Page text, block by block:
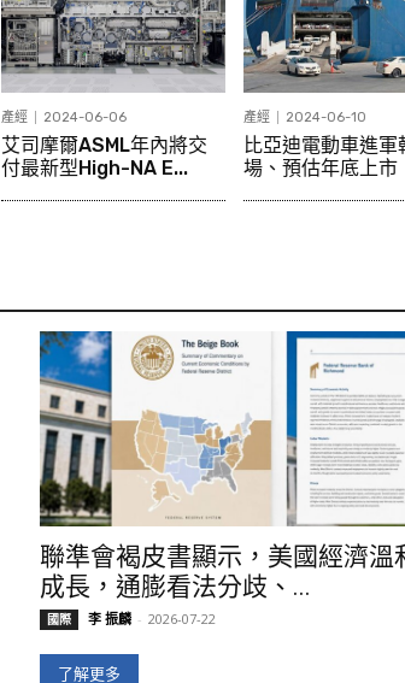
產經 2024-06-06
艾司摩爾ASML年內將交
付最新型High-NA E...
產經 2024-06-10
比亞迪電動車進軍
場、預估年底上市
聯準會褐皮書顯示，美國經濟溫
成長，通膨看法分歧、...
國際 李 振麟 - 2026-07-22
了解更多